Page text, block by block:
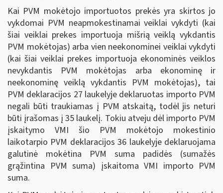
Kai PVM mokėtojo importuotos prekės yra skirtos jo
vykdomai PVM neapmokestinamai veiklai vykdyti (kai
šiai veiklai prekes importuoja mišrią veiklą vykdantis
PVM mokėtojas) arba vien neekonominei veiklai vykdyti
(kai šiai veiklai prekes importuoja ekonominės veiklos
nevykdantis PVM mokėtojas arba ekonominę ir
neekonominę veiklą vykdantis PVM mokėtojas), tai
PVM deklaracijos 27 laukelyje deklaruotas importo PVM
negali būti traukiamas į PVM atskaitą, todėl jis neturi
būti įrašomas į 35 laukelį. Tokiu atveju dėl importo PVM
įskaitymo VMI šio PVM mokėtojo mokestinio
laikotarpio PVM deklaracijos 36 laukelyje deklaruojama
galutinė mokėtina PVM suma padidės (sumažės
grąžintina PVM suma) įskaitoma VMI importo PVM
suma.